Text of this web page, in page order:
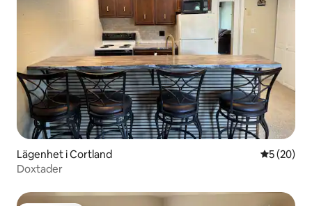
Lägenhet i Cortland 5 av 5 i
5 (20)
Doxtader